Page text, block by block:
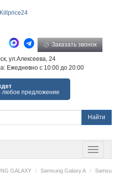
Заказать звонок
ул.Алексеева, 24
Ежедневно с 10:00 до 20:00
любое предложение
Найти
GALAXY Samsung Galaxy A Samsung